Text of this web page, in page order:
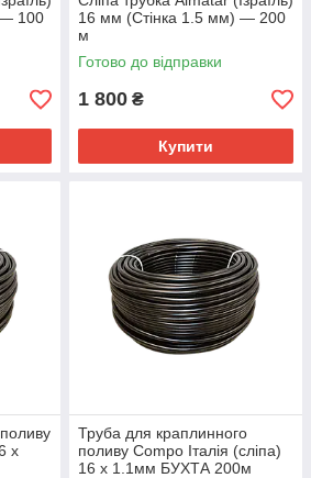
100
16 мм (Стінка 1.5 мм) — 200
м
Готово до відправки
1 800 ₴
Купити
х
Труба для краплинного
поливу Compo Італія (сліпа)
16 х 1.1мм БУХТА 200м